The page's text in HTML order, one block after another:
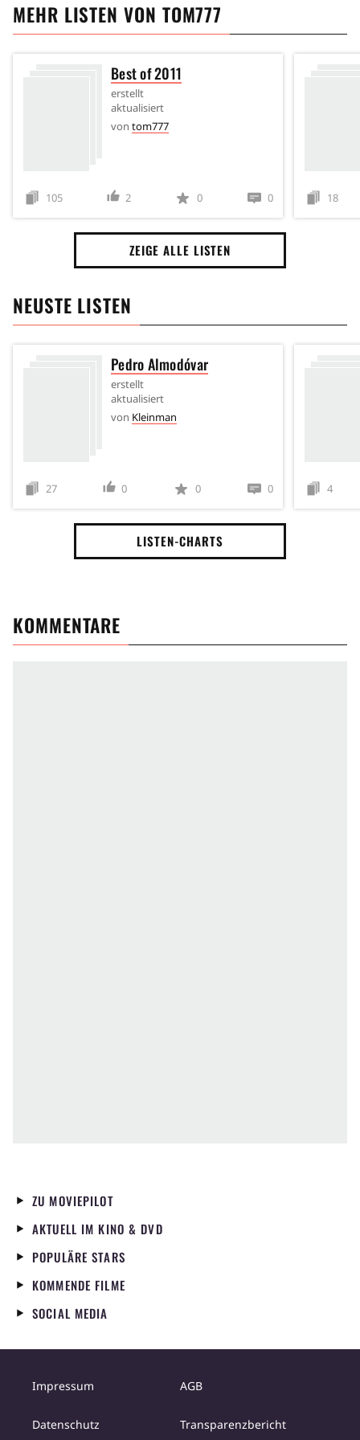
MEHR LISTEN VON TOM777
Best of 2011
erstellt
aktualisiert
von tom777
105 2 0 0 18
ZEIGE ALLE LISTEN
NEUSTE LISTEN
Pedro Almodóvar
erstellt
aktualisiert
von Kleinman
27 0 0 0 4
LISTEN-CHARTS
KOMMENTARE
ZU MOVIEPILOT
AKTUELL IM KINO & DVD
POPULÄRE STARS
KOMMENDE FILME
SOCIAL MEDIA
Impressum AGB
Datenschutz Transparenzbericht